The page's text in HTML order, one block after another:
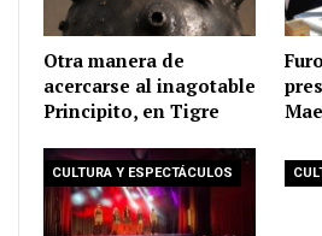
Otra manera de
acercarse al inagotable
Principito, en Tigre
CULTURA Y ESPECTÁCULOS